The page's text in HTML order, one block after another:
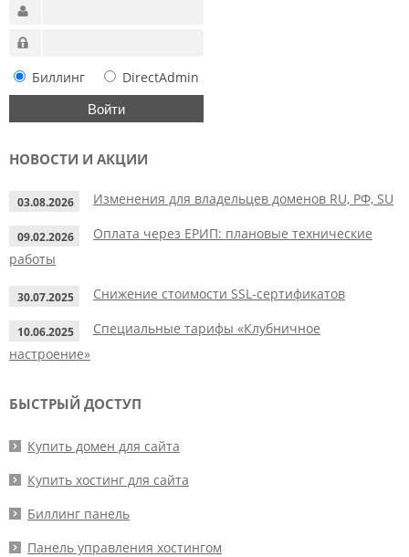
Биллинг DirectAdmin
НОВОСТИ И АКЦИИ
03.08.2026 Изменения для владельцев доменов RU, РФ, SU
09.02.2026
Оплата через ЕРИП: плановые технические
работы
30.07.2025 Снижение стоимости SSL-сертификатов
10.06.2025
Специальные тарифы «Клубничное
настроение»
БЫСТРЫЙ ДОСТУП
Купить домен для сайта
Купить хостинг для сайта
Биллинг панель
Панель управления хостингом